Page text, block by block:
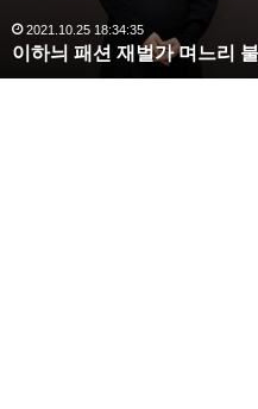
완
벽
한
2020.10.03 10:59:30
복수해라 김사랑, 완벽한 S